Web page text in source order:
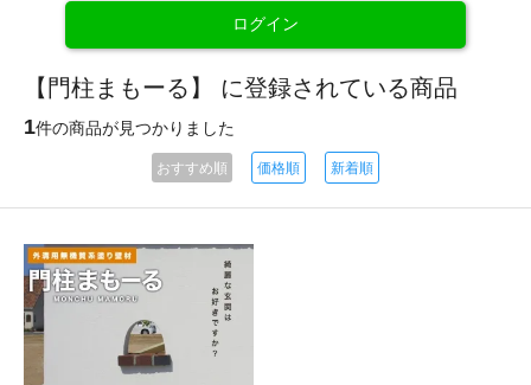
ログイン
【門柱まもーる】 に登録されている商品
1件の商品が見つかりました
おすすめ順 価格順 新着順